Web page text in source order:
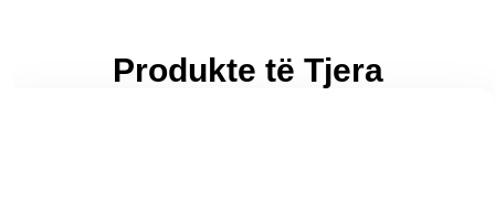
Produkte të Tjera